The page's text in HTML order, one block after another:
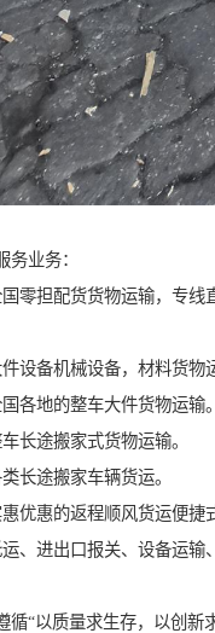
务业务：
零担配货货物运输，专线
设备机械设备，材料货物
各地的整车大件货物运输。
长途搬家式货物运输。
长途搬家车辆货运。
优惠的返程顺风货运便捷
、进出口报关、设备运输
循“以质量求生存，以创新